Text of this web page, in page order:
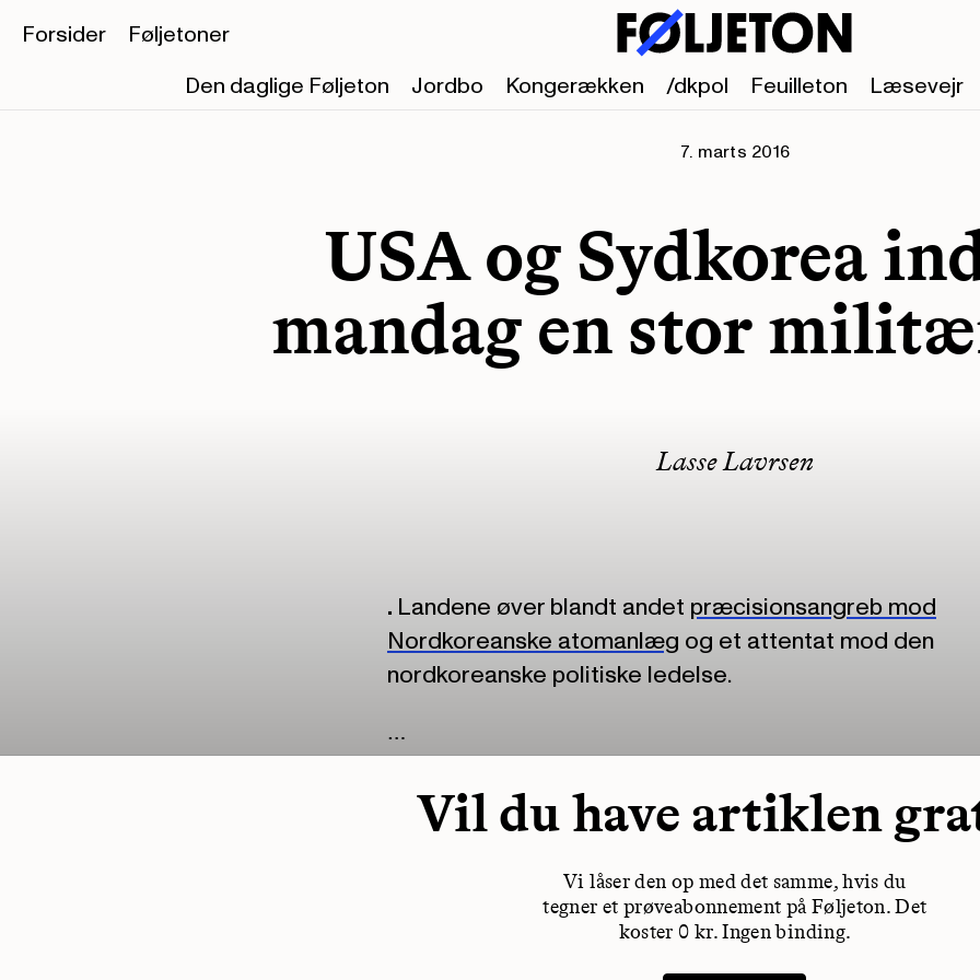
Forsider
Føljetoner
Den daglige Føljeton
Jordbo Kongerækken /dkpol Feuilleton Læsevejr
7. marts 2016
USA og Sydkorea
mandag en stor
Lasse Lavrsen
.Landene øver blandt andet præcisionsangreb mod
Nordkoreanske atomanlæg og et attentat mod den
nordkoreanske politiske ledelse.
…
Vil du have artiklen
Vi låser den op med det samme, hvis du
tegner et prøveabonnement på Føljeton. Det
koster 0 kr. Ingen binding.